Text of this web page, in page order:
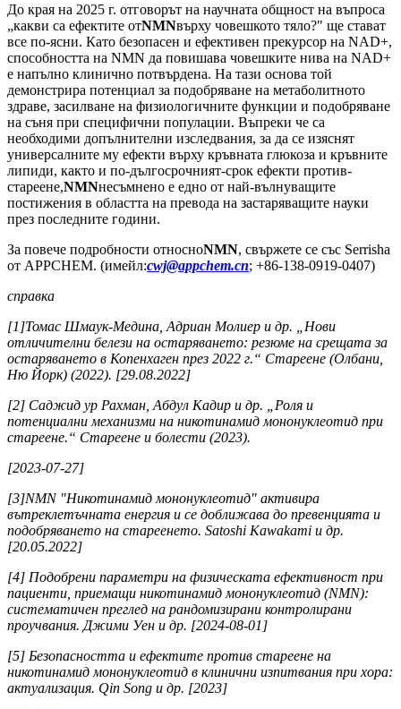
До края на 2025 г. отговорът на научната общност на въпроса
„какви са ефектите отNMNвърху човешкото тяло?" ще стават
все по-ясни. Като безопасен и ефективен прекурсор на NAD+,
способността на NMN да повишава човешките нива на NAD+
е напълно клинично потвърдена. На тази основа той
демонстрира потенциал за подобряване на метаболитното
здраве, засилване на физиологичните функции и подобряване
на съня при специфични популации. Въпреки че са
необходими допълнителни изследвания, за да се изяснят
универсалните му ефекти върху кръвната глюкоза и кръвните
липиди, както и по-дългосрочният-срок ефекти против-
стареене,NMNнесъмнено е едно от най-вълнуващите
постижения в областта на превода на застаряващите науки
през последните години.
За повече подробности относноNMN, свържете се със Serrisha
от APPCHEM. (имейл:cwj@appchem.cn; +86-138-0919-0407)
справка
[1]Томас Шмаук-Медина, Адриан Молиер и др. „Нови
отличителни белези на остаряването: резюме на срещата за
остаряването в Копенхаген през 2022 г.“ Стареене (Олбани,
Ню Йорк) (2022). [29.08.2022]
[2] Саджид ур Рахман, Абдул Кадир и др. „Роля и
потенциални механизми на никотинамид мононуклеотид при
стареене.“ Стареене и болести (2023).
[2023-07-27]
[3]NMN "Никотинамид мононуклеотид" активира
вътреклетъчната енергия и се доближава до превенцията и
подобряването на стареенето. Satoshi Kawakami и др.
[20.05.2022]
[4] Подобрени параметри на физическата ефективност при
пациенти, приемащи никотинамид мононуклеотид (NMN):
систематичен преглед на рандомизирани контролирани
проучвания. Джими Уен и др. [2024-08-01]
[5] Безопасността и ефектите против стареене на
никотинамид мононуклеотид в клинични изпитвания при хора:
актуализация. Qin Song и др. [2023]